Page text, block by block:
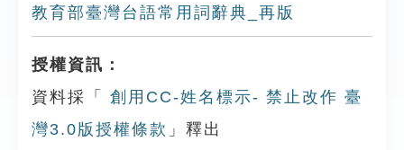
教育部臺灣台語常用詞辭典_再版
授權資訊：
資料採「
創用CC-姓名標示- 禁止改作 臺
灣3.0版授權條款 」釋出